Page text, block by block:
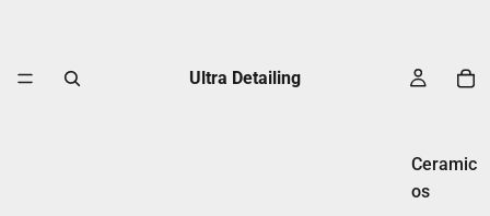
Ceramic
os
Ultra Detailing